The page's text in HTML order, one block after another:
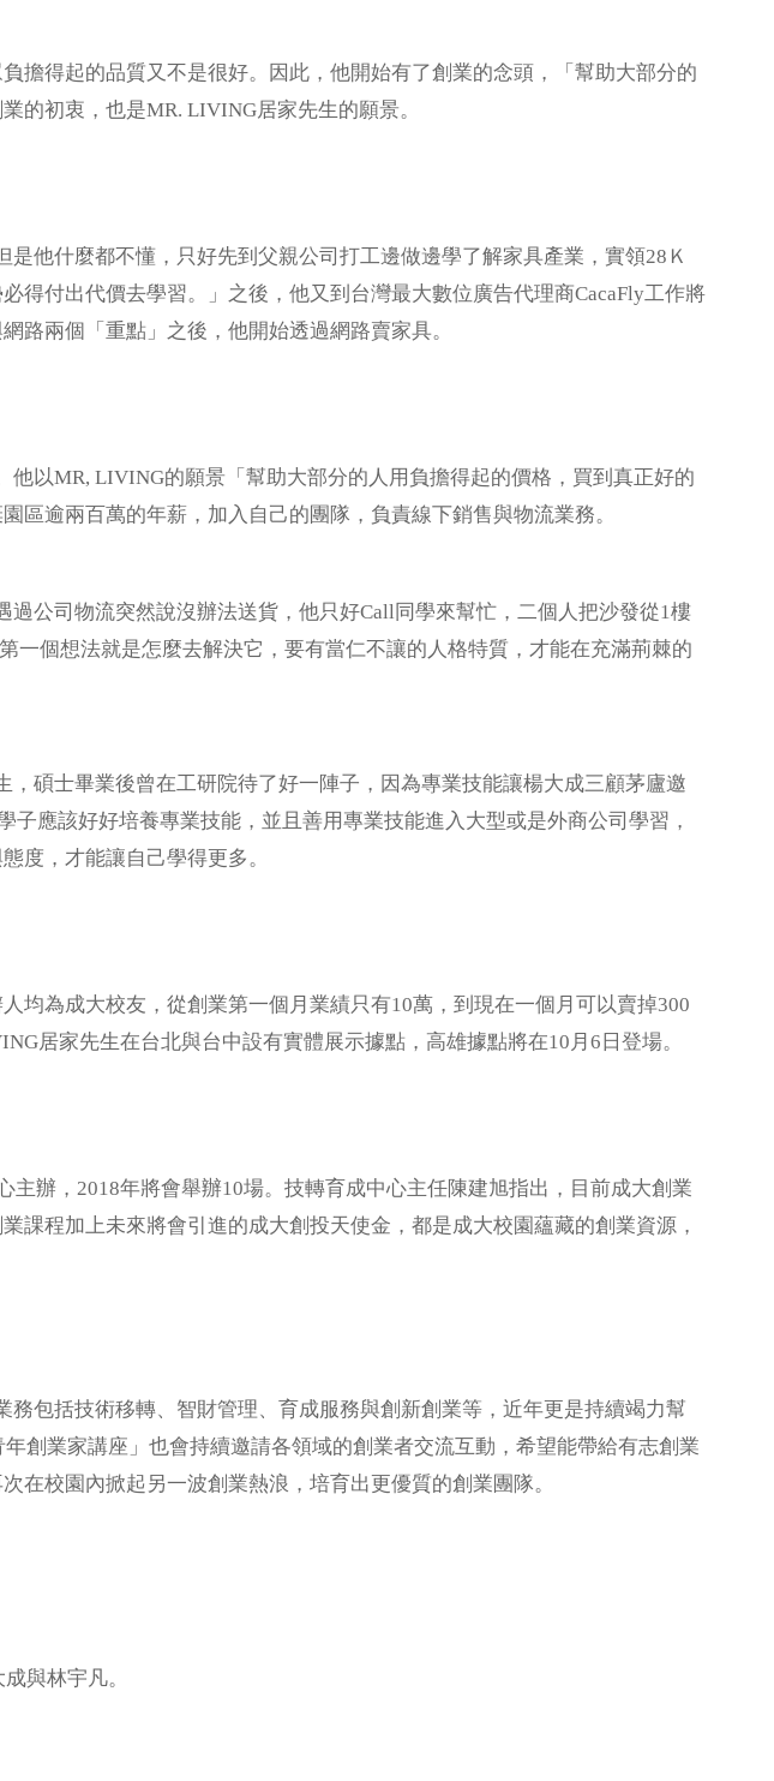
得起的品質又不是很好。因此，他開始有了創業的念頭，「幫助大部分的
的初衷，也是MR. LIVING居家先生的願景。
什麼都不懂，只好先到父親公司打工邊做邊學了解家具產業，實領28Ｋ
得付出代價去學習。」之後，他又到台灣最大數位廣告代理商CacaFly工作將
路兩個「重點」之後，他開始透過網路賣家具。
MR, LIVING的願景「幫助大部分的人用負擔得起的價格，買到真正好的
區逾兩百萬的年薪，加入自己的團隊，負責線下銷售與物流業務。
司物流突然說沒辦法送貨，他只好Call同學來幫忙，二個人把沙發從1樓
一個想法就是怎麼去解決它，要有當仁不讓的人格特質，才能在充滿荊棘的
士畢業後曾在工研院待了好一陣子，因為專業技能讓楊大成三顧茅廬邀
應該好好培養專業技能，並且善用專業技能進入大型或是外商公司學習，
度，才能讓自己學得更多。
為成大校友，從創業第一個月業績只有10萬，到現在一個月可以賣掉300
居家先生在台北與台中設有實體展示據點，高雄據點將在10月6日登場。
，2018年將會舉辦10場。技轉育成中心主任陳建旭指出，目前成大創業
課程加上未來將會引進的成大創投天使金，都是成大校園蘊藏的創業資源，
括技術移轉、智財管理、育成服務與創新創業等，近年更是持續竭力幫
創業家講座」也會持續邀請各領域的創業者交流互動，希望能帶給有志創業
在校園內掀起另一波創業熱浪，培育出更優質的創業團隊。
與林宇凡。